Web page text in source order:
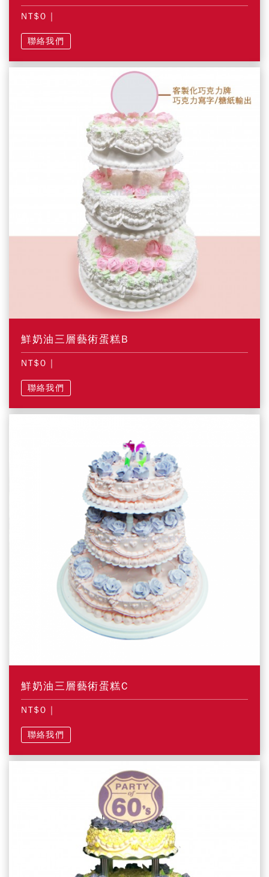
NT$0
聯絡我們
鮮奶油三層藝術蛋糕B
NT$0 |
聯絡我們
鮮奶油三層藝術蛋糕C
NT$0 |
聯絡我們